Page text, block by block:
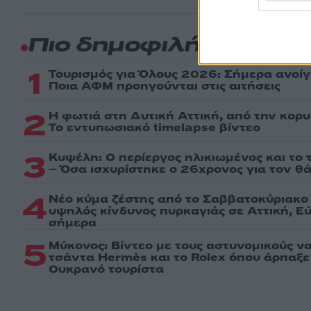
Πιο δημοφιλή
1 Τουρισμός για Όλους 2026: Σήμερα
Ποια ΑΦΜ προηγούνται στις αιτήσεις
2 Η φωτιά στη Δυτική Αττική, από την
Το εντυπωσιακό timelapse βίντεο
3 Κυψέλη: Ο περίεργος ηλικιωμένος και το
– Όσα ισχυρίστηκε ο 26χρονος για τον
4 Νέο κύμα ζέστης από το
υψηλός κίνδυνος πυρκαγιάς σε Αττική,
σήμερα
5 Μύκονος: Βίντεο με τους αστυνομικούς
τσάντα Hermès και το Rolex όπου
Ουκρανό τουρίστα